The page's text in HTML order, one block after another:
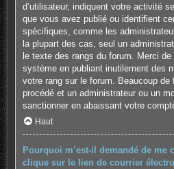
d’utilisateur, indiquent votre activité
que vous avez publié ou identifient
spécifiques, comme les
la plupart des cas, seul un
le texte des rangs du forum. Merci
système en publiant inutilement des
votre rang sur le forum. Beaucoup
procédé et un administrateur ou un
sanctionner en abaissant votre
Haut
Pourquoi m’est-il demandé de me
clique sur le lien de courrier